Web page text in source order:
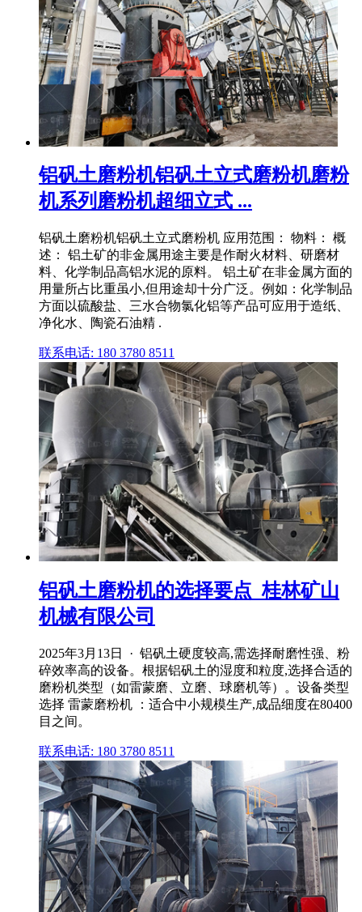
铝矾土磨粉机铝矾土立式磨粉机磨粉
机系列磨粉机超细立式 ...
铝矾土磨粉机铝矾土立式磨粉机 应用范围： 物料： 概
述： 铝土矿的非金属用途主要是作耐火材料、研磨材
料、化学制品高铝水泥的原料。 铝土矿在非金属方面的
用量所占比重虽小,但用途却十分广泛。例如：化学制品
方面以硫酸盐、三水合物氯化铝等产品可应用于造纸、
净化水、陶瓷石油精 .
联系电话: 180 3780 8511
铝矾土磨粉机的选择要点_桂林矿山
机械有限公司
2025年3月13日 · 铝矾土硬度较高,需选择耐磨性强、粉
碎效率高的设备。根据铝矾土的湿度和粒度,选择合适的
磨粉机类型（如雷蒙磨、立磨、球磨机等）。设备类型
选择 雷蒙磨粉机 ：适合中小规模生产,成品细度在80400
目之间。
联系电话: 180 3780 8511